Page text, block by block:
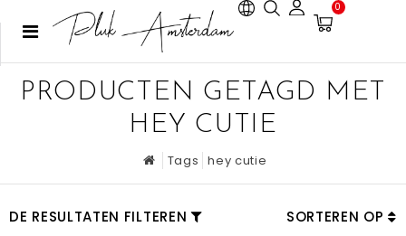
0
PRODUCTEN GETAGD MET
HEY CUTIE
Tags hey cutie
DE RESULTATEN FILTEREN SORTEREN OP